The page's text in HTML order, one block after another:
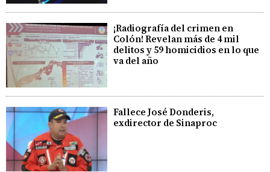
¡Radiografía del crimen en
Colón! Revelan más de 4 mil
delitos y 59 homicidios en lo que
va del año
Fallece José Donderis,
exdirector de Sinaproc